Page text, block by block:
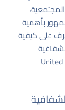
بأهمية
على كيفية